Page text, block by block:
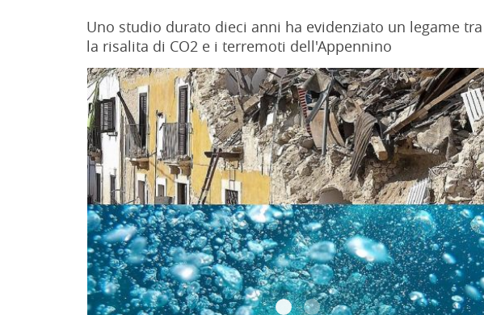
Uno studio durato dieci anni ha evidenziato un legame tra
la risalita di CO2 e i terremoti dell'Appennino